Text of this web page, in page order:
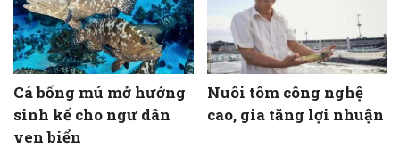
Cá bống mú mở hướng
sinh kế cho ngư dân
ven biển
Nuôi tôm công nghệ
cao, gia tăng lợi nhuận